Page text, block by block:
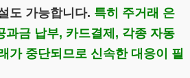
도 가능합니다. 특히 주거래 은
과금 납부, 카드결제, 각종 자동
가 중단되므로 신속한 대응이 필